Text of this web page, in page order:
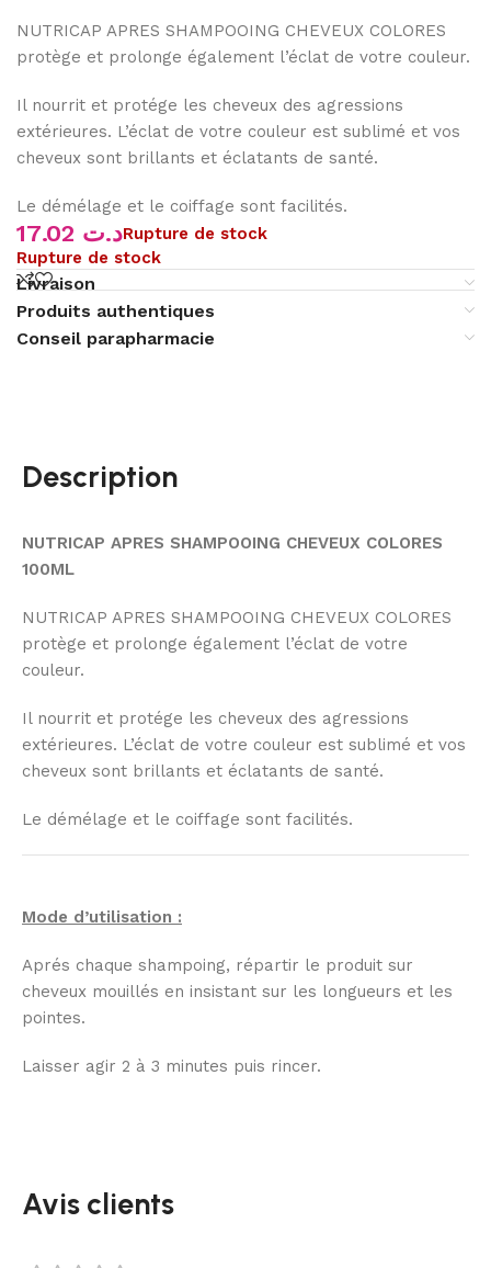
NUTRICAP APRES SHAMPOOING CHEVEUX COLORES
protège et prolonge également l’éclat de votre couleur.
Il nourrit et protége les cheveux des agressions
extérieures. L’éclat de votre couleur est sublimé et vos
cheveux sont brillants et éclatants de santé.
Le démélage et le coiffage sont facilités.
د.تRupture de stock
Rupture de stock
Livraison
Produits authentiques
Conseil parapharmacie
Description
NUTRICAP APRES SHAMPOOING CHEVEUX COLORES
100ML
NUTRICAP APRES SHAMPOOING CHEVEUX COLORES
protège et prolonge également l’éclat de votre
couleur.
Il nourrit et protége les cheveux des agressions
extérieures. L’éclat de votre couleur est sublimé et vos
cheveux sont brillants et éclatants de santé.
Le démélage et le coiffage sont facilités.
Mode d’utilisation :
Aprés chaque shampoing, répartir le produit sur
cheveux mouillés en insistant sur les longueurs et les
pointes.
Laisser agir 2 à 3 minutes puis rincer.
Avis clients